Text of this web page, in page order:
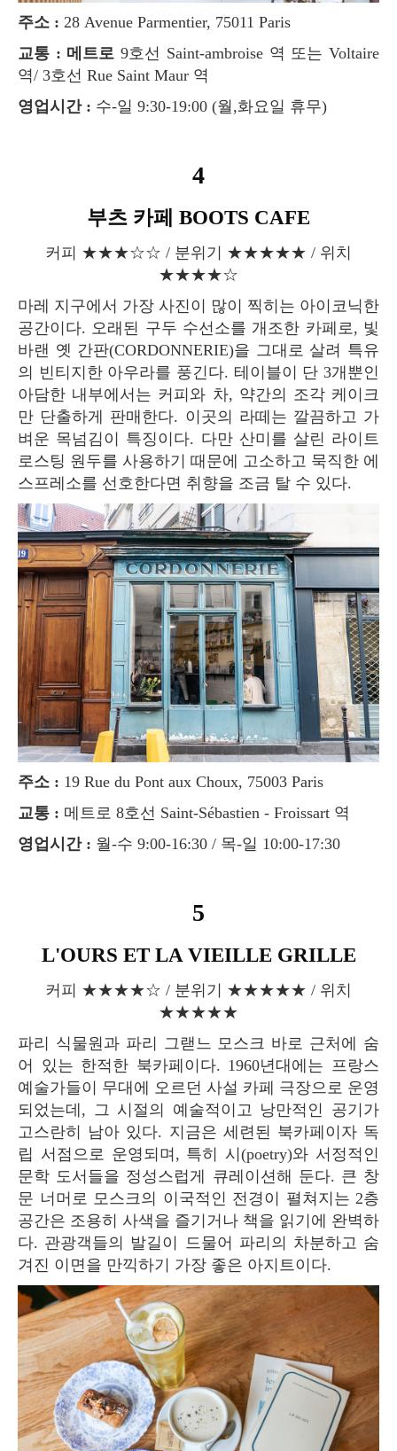
주소 : 28 Avenue Parmentier, 75011 Paris
교통 : 메트로 9호선 Saint-ambroise 역 또는 Voltaire
역/ 3호선 Rue Saint Maur 역
영업시간 : 수-일 9:30-19:00 (월,화요일 휴무)
4
부츠 카페 BOOTS CAFE
커피 ★★★☆☆ / 분위기 ★★★★★ / 위치
★★★★☆
마레 지구에서 가장 사진이 많이 찍히는 아이코닉한
공간이다. 오래된 구두 수선소를 개조한 카페로, 빛
바랜 옛 간판(CORDONNERIE)을 그대로 살려 특유
의 빈티지한 아우라를 풍긴다. 테이블이 단 3개뿐인
아담한 내부에서는 커피와 차, 약간의 조각 케이크
만 단출하게 판매한다. 이곳의 라떼는 깔끔하고 가
벼운 목넘김이 특징이다. 다만 산미를 살린 라이트
로스팅 원두를 사용하기 때문에 고소하고 묵직한 에
스프레소를 선호한다면 취향을 조금 탈 수 있다.
주소 : 19 Rue du Pont aux Choux, 75003 Paris
교통 : 메트로 8호선 Saint-Sébastien - Froissart 역
영업시간 : 월-수 9:00-16:30 / 목-일 10:00-17:30
5
L'OURS ET LA VIEILLE GRILLE
커피 ★★★★☆ / 분위기 ★★★★★ / 위치
★★★★★
파리 식물원과 파리 그랟느 모스크 바로 근처에 숨
어 있는 한적한 북카페이다. 1960년대에는 프랑스
예술가들이 무대에 오르던 사설 카페 극장으로 운영
되었는데, 그 시절의 예술적이고 낭만적인 공기가
고스란히 남아 있다. 지금은 세련된 북카페이자 독
립 서점으로 운영되며, 특히 시(poetry)와 서정적인
문학 도서들을 정성스럽게 큐레이션해 둔다. 큰 창
문 너머로 모스크의 이국적인 전경이 펼쳐지는 2층
공간은 조용히 사색을 즐기거나 책을 읽기에 완벽하
다. 관광객들의 발길이 드물어 파리의 차분하고 숨
겨진 이면을 만끽하기 가장 좋은 아지트이다.